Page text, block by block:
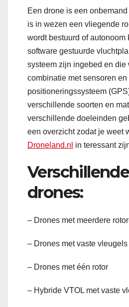
Een drone is een
is in wezen een vliegende
wordt bestuurd of autonoom
software gestuurde
systeem zijn ingebed en die
combinatie met sensoren
positioneringssysteem
verschillende soorten en
verschillende doeleinden
een overzicht zodat je weet
Droneland.nl in teressant
drones:
– Drones met meerdere
– Drones met vaste vleugels
– Drones met één rotor
– Hybride VTOL met vaste